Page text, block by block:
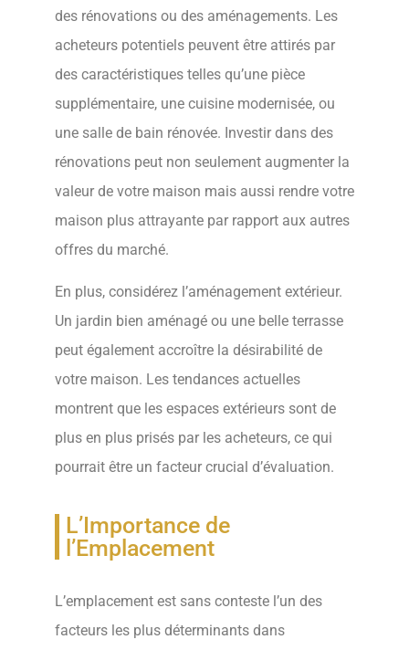
des rénovations ou des aménagements. Les
acheteurs potentiels peuvent être attirés par
des caractéristiques telles qu’une pièce
supplémentaire, une cuisine modernisée, ou
une salle de bain rénovée. Investir dans des
rénovations peut non seulement augmenter la
valeur de votre maison mais aussi rendre votre
maison plus attrayante par rapport aux autres
offres du marché.
En plus, considérez l’aménagement extérieur.
Un jardin bien aménagé ou une belle terrasse
peut également accroître la désirabilité de
votre maison. Les tendances actuelles
montrent que les espaces extérieurs sont de
plus en plus prisés par les acheteurs, ce qui
pourrait être un facteur crucial d’évaluation.
L’Importance de
l’Emplacement
L’emplacement est sans conteste l’un des
facteurs les plus déterminants dans